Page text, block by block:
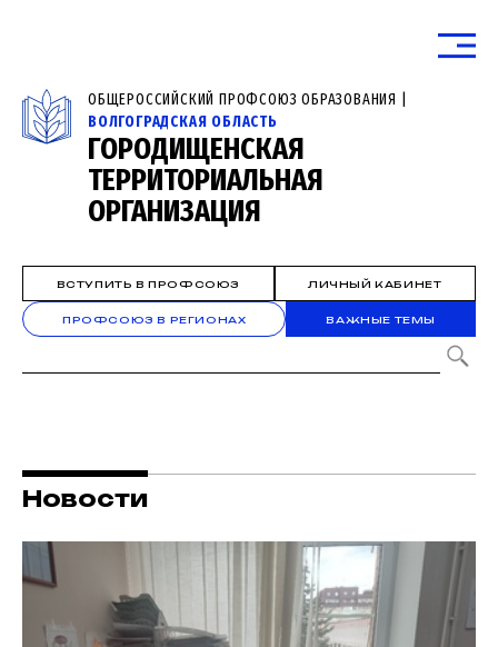
ОБЩЕРОССИЙСКИЙ ПРОФСОЮЗ ОБРАЗОВАНИЯ |
ВОЛГОГРАДСКАЯ ОБЛАСТЬ
ГОРОДИЩЕНСКАЯ
ТЕРРИТОРИАЛЬНАЯ
ОРГАНИЗАЦИЯ
ВСТУПИТЬ В ПРОФСОЮЗ ЛИЧНЫЙ КАБИНЕТ
ПРОФСОЮЗ В РЕГИОНАХ ВАЖНЫЕ ТЕМЫ
Новости